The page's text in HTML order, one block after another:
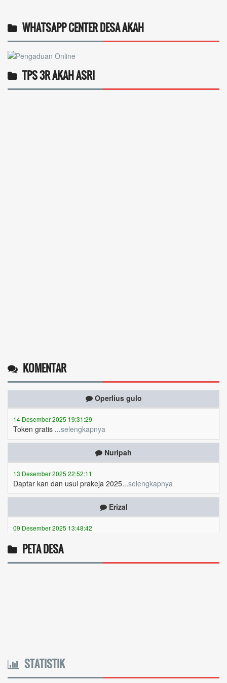
WHATSAPP CENTER DESA AKAH
TPS 3R AKAH ASRI
KOMENTAR
14 Desember 2025 19:31:29
Token gratis ...selengkapnya
Nuripah
Daptar kan dan usul prakeja 2025...selengkapnya
Erizal
Token listrik...selengkapnya
06 Desember 2025 18:38:17
04 Desember 2025 11:32:59
Token PLN gratis 8626 6412 021...selengkapnya
PETA DESA
STATISTIK